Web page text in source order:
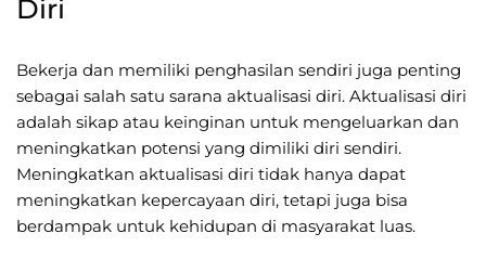
Diri
Bekerja dan memiliki penghasilan sendiri juga penting
sebagai salah satu sarana aktualisasi diri. Aktualisasi diri
adalah sikap atau keinginan untuk mengeluarkan dan
meningkatkan potensi yang dimiliki diri sendiri.
Meningkatkan aktualisasi diri tidak hanya dapat
meningkatkan kepercayaan diri, tetapi juga bisa
berdampak untuk kehidupan di masyarakat luas.